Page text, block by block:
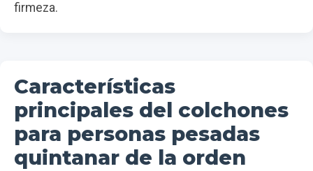
firmeza.
Características
principales del colchones
para personas pesadas
quintanar de la orden